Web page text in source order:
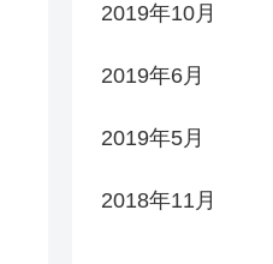
2019年10月
2019年6月
2019年5月
2018年11月